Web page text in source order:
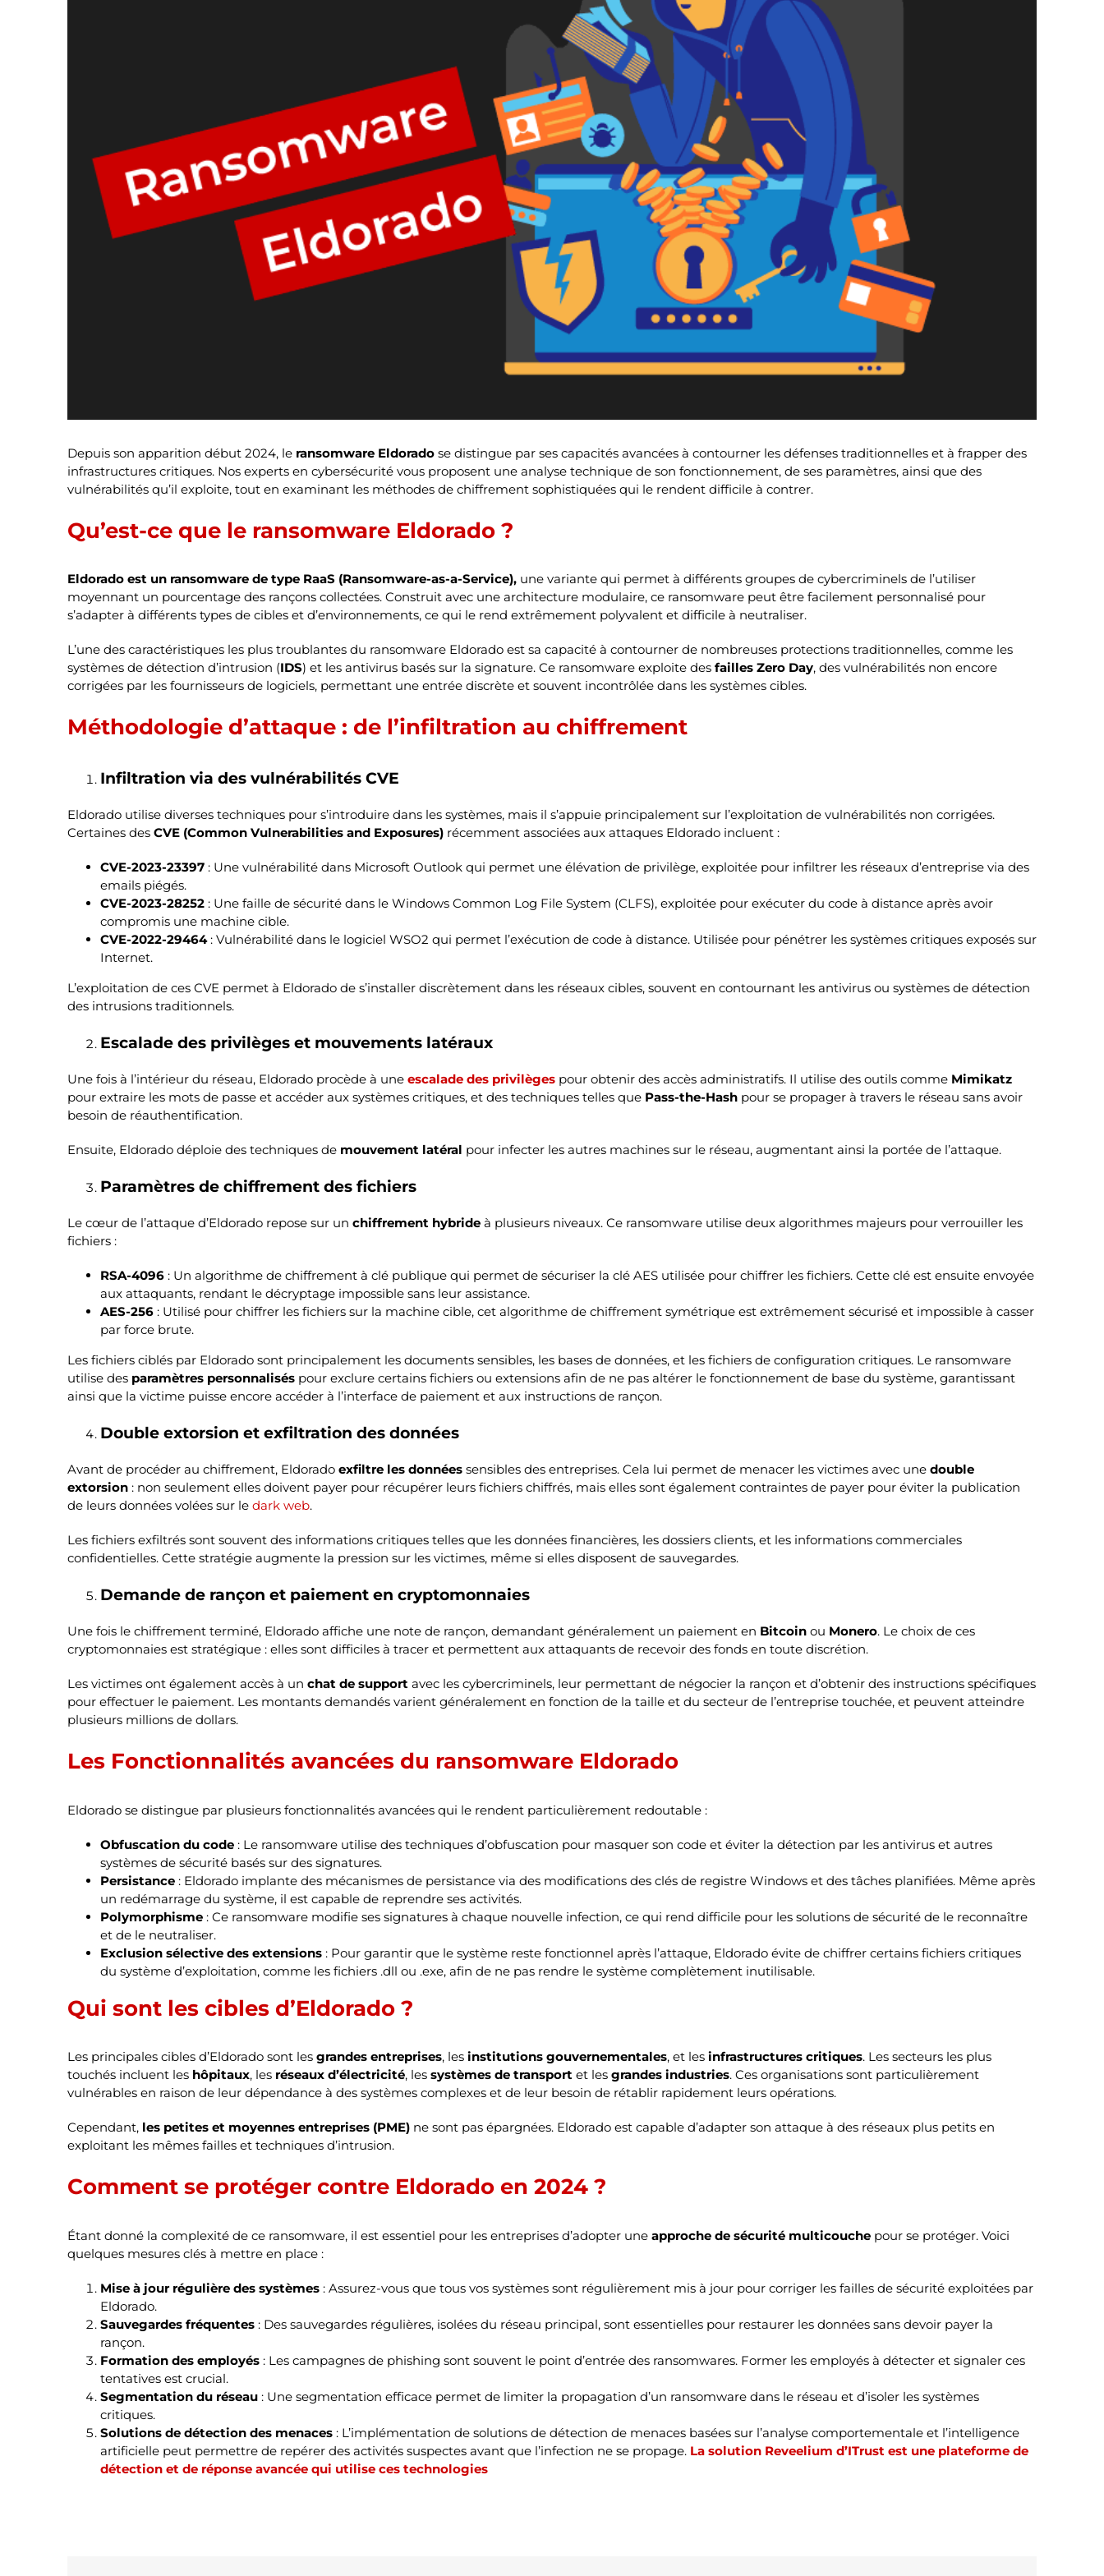
Depuis son apparition début 2024, leransomware Eldoradose distingue par ses capacités avancées à contourner les défenses traditionnelles et à frapper des
infrastructures critiques. Nos experts en cybersécurité vous proposent une analyse technique de son fonctionnement, de ses paramètres, ainsi que des
vulnérabilités qu’il exploite, tout en examinant les méthodes de chiffrement sophistiquées qui le rendent difficile à contrer.
Qu’est-ce que le ransomware Eldorado ?
Eldorado est un ransomware de type RaaS (Ransomware-as-a-Service),une variante qui permet à différents groupes de cybercriminels de l’utiliser
moyennant un pourcentage des rançons collectées. Construit avec une architecture modulaire, ce ransomware peut être facilement personnalisé pour
s’adapter à différents types de cibles et d’environnements, ce qui le rend extrêmement polyvalent et difficile à neutraliser.
L’une des caractéristiques les plus troublantes du ransomware Eldorado est sa capacité à contourner de nombreuses protections traditionnelles, comme les
systèmes de détection d’intrusion (IDS) et les antivirus basés sur la signature. Ce ransomware exploite des failles Zero Day, des vulnérabilités non encore
corrigées par les fournisseurs de logiciels, permettant une entrée discrète et souvent incontrôlée dans les systèmes cibles.
Méthodologie d’attaque : de l’infiltration au chiffrement
Infiltration via des vulnérabilités CVE
Eldorado utilise diverses techniques pour s’introduire dans les systèmes, mais il s’appuie principalement sur l’exploitation de vulnérabilités non corrigées.
Certaines des CVE (Common Vulnerabilities and Exposures)récemment associées aux attaques Eldorado incluent :
CVE-2023-23397: Une vulnérabilité dans Microsoft Outlook qui permet une élévation de privilège, exploitée pour infiltrer les réseaux d’entreprise via des
emails piégés.
CVE-2023-28252: Une faille de sécurité dans le Windows Common Log File System (CLFS), exploitée pour exécuter du code à distance après avoir
compromis une machine cible.
CVE-2022-29464: Vulnérabilité dans le logiciel WSO2 qui permet l’exécution de code à distance. Utilisée pour pénétrer les systèmes critiques exposés sur
Internet.
L’exploitation de ces CVE permet à Eldorado de s’installer discrètement dans les réseaux cibles, souvent en contournant les antivirus ou systèmes de détection
des intrusions traditionnels.
Escalade des privilèges et mouvements latéraux
Une fois à l’intérieur du réseau, Eldorado procède à une escalade des privilègespour obtenir des accès administratifs. Il utilise des outils comme Mimikatz
pour extraire les mots de passe et accéder aux systèmes critiques, et des techniques telles que Pass-the-Hashpour se propager à travers le réseau sans avoir
besoin de réauthentification.
Ensuite, Eldorado déploie des techniques de mouvement latéral pour infecter les autres machines sur le réseau, augmentant ainsi la portée de l’attaque.
Paramètres de chiffrement des fichiers
Le cœur de l’attaque d’Eldorado repose sur un chiffrement hybrideà plusieurs niveaux. Ce ransomware utilise deux algorithmes majeurs pour verrouiller les
fichiers :
RSA-4096: Un algorithme de chiffrement à clé publique qui permet de sécuriser la clé AES utilisée pour chiffrer les fichiers. Cette clé est ensuite envoyée
aux attaquants, rendant le décryptage impossible sans leur assistance.
AES-256: Utilisé pour chiffrer les fichiers sur la machine cible, cet algorithme de chiffrement symétrique est extrêmement sécurisé et impossible à casser
par force brute.
Les fichiers ciblés par Eldorado sont principalement les documents sensibles, les bases de données, et les fichiers de configuration critiques. Le ransomware
utilise des paramètres personnaliséspour exclure certains fichiers ou extensions afin de ne pas altérer le fonctionnement de base du système, garantissant
ainsi que la victime puisse encore accéder à l’interface de paiement et aux instructions de rançon.
Double extorsion et exfiltration des données
Avant de procéder au chiffrement, Eldorado exfiltre les donnéessensibles des entreprises. Cela lui permet de menacer les victimes avec une double
extorsion: non seulement elles doivent payer pour récupérer leurs fichiers chiffrés, mais elles sont également contraintes de payer pour éviter la publication
de leurs données volées sur le dark web.
Les fichiers exfiltrés sont souvent des informations critiques telles que les données financières, les dossiers clients, et les informations commerciales
confidentielles. Cette stratégie augmente la pression sur les victimes, même si elles disposent de sauvegardes.
Demande de rançon et paiement en cryptomonnaies
Une fois le chiffrement terminé, Eldorado affiche une note de rançon, demandant généralement un paiement en Bitcoinou Monero. Le choix de ces
cryptomonnaies est stratégique : elles sont difficiles à tracer et permettent aux attaquants de recevoir des fonds en toute discrétion.
Les victimes ont également accès à un chat de supportavec les cybercriminels, leur permettant de négocier la rançon et d’obtenir des instructions spécifiques
pour effectuer le paiement. Les montants demandés varient généralement en fonction de la taille et du secteur de l’entreprise touchée, et peuvent atteindre
plusieurs millions de dollars.
Les Fonctionnalités avancées du ransomware Eldorado
Eldorado se distingue par plusieurs fonctionnalités avancées qui le rendent particulièrement redoutable :
Obfuscation du code: Le ransomware utilise des techniques d’obfuscation pour masquer son code et éviter la détection par les antivirus et autres
systèmes de sécurité basés sur des signatures.
Persistance: Eldorado implante des mécanismes de persistance via des modifications des clés de registre Windows et des tâches planifiées. Même après
un redémarrage du système, il est capable de reprendre ses activités.
Polymorphisme: Ce ransomware modifie ses signatures à chaque nouvelle infection, ce qui rend difficile pour les solutions de sécurité de le reconnaître
et de le neutraliser.
Exclusion sélective des extensions: Pour garantir que le système reste fonctionnel après l’attaque, Eldorado évite de chiffrer certains fichiers critiques
du système d’exploitation, comme les fichiers .dll ou .exe, afin de ne pas rendre le système complètement inutilisable.
Qui sont les cibles d’Eldorado ?
Les principales cibles d’Eldorado sont les grandes entreprises, les institutions gouvernementales, et les infrastructures critiques. Les secteurs les plus
touchés incluent les hôpitaux, les réseaux d’électricité, les systèmes de transportet les grandes industries. Ces organisations sont particulièrement
vulnérables en raison de leur dépendance à des systèmes complexes et de leur besoin de rétablir rapidement leurs opérations.
Cependant, les petites et moyennes entreprises (PME)ne sont pas épargnées. Eldorado est capable d’adapter son attaque à des réseaux plus petits en
exploitant les mêmes failles et techniques d’intrusion.
Comment se protéger contre Eldorado en 2024 ?
Étant donné la complexité de ce ransomware, il est essentiel pour les entreprises d’adopter une approche de sécurité multicouchepour se protéger. Voici
quelques mesures clés à mettre en place :
Mise à jour régulière des systèmes: Assurez-vous que tous vos systèmes sont régulièrement mis à jour pour corriger les failles de sécurité exploitées par
Eldorado.
Sauvegardes fréquentes: Des sauvegardes régulières, isolées du réseau principal, sont essentielles pour restaurer les données sans devoir payer la
rançon.
Formation des employés: Les campagnes de phishing sont souvent le point d’entrée des ransomwares. Former les employés à détecter et signaler ces
tentatives est crucial.
Segmentation du réseau: Une segmentation efficace permet de limiter la propagation d’un ransomware dans le réseau et d’isoler les systèmes
critiques.
Solutions de détection des menaces: L’implémentation de solutions de détection de menaces basées sur l’analyse comportementale et l’intelligence
artificielle peut permettre de repérer des activités suspectes avant que l’infection ne se propage. La solution Reveelium d’ITrust est une plateforme de
détection et de réponse avancée qui utilise ces technologies